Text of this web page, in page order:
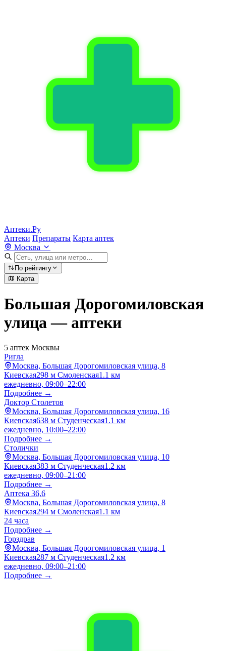
Аптеки.Ру
Аптеки Препараты Карта аптек
Москва
По рейтингу
Карта
Большая Дорогомиловская
улица — аптеки
5 аптек Москвы
Ригла
Москва, Большая Дорогомиловская улица, 8
Киевская298 м Смоленская1.1 км
ежедневно, 09:00–22:00
Подробнее →
Доктор Столетов
Москва, Большая Дорогомиловская улица, 16
Киевская638 м Студенческая1.1 км
ежедневно, 10:00–22:00
Подробнее →
Столички
Москва, Большая Дорогомиловская улица, 10
Киевская383 м Студенческая1.2 км
ежедневно, 09:00–21:00
Подробнее →
Аптека 36,6
Москва, Большая Дорогомиловская улица, 8
Киевская294 м Смоленская1.1 км
24 часа
Подробнее →
Горздрав
Москва, Большая Дорогомиловская улица, 1
Киевская287 м Студенческая1.2 км
ежедневно, 09:00–21:00
Подробнее →